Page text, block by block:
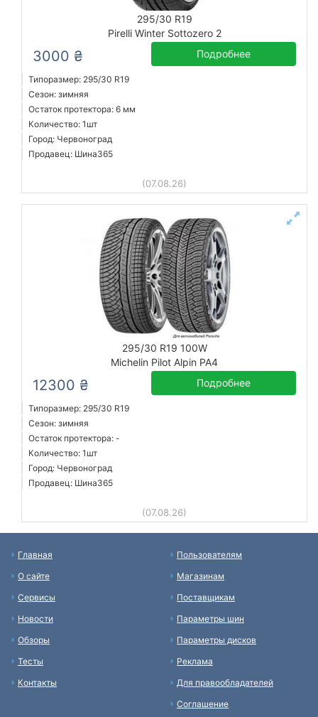
295/30 R19
Pirelli Winter Sottozero 2
3000 ₴ Подробнее
Типоразмер: 295/30 R19
Сезон: зимняя
Остаток протектора: 6 мм
Количество: 1шт
Город: Червоноград
Продавец: Шина365
(07.08.26)
295/30 R19 100W
Michelin Pilot Alpin PA4
12300 ₴ Подробнее
Типоразмер: 295/30 R19
Сезон: зимняя
Остаток протектора: -
Количество: 1шт
Город: Червоноград
Продавец: Шина365
(07.08.26)
Главная
О сайте
Сервисы
Новости
Обзоры
Тесты
Контакты
Пользователям
Магазинам
Поставщикам
Параметры шин
Параметры дисков
Реклама
Для правообладателей
Соглашение